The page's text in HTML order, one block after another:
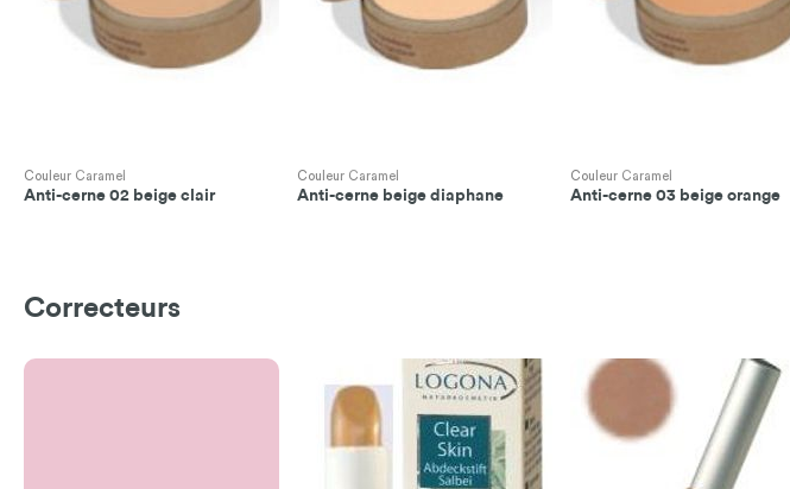
Couleur Caramel
Anti-cerne 02 beige clair
Couleur Caramel
Anti-cerne beige diaphane
Couleur Caramel
Anti-cerne 03 beige orange
Correcteurs